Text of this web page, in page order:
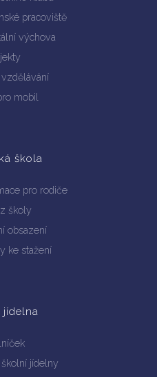
pracoviště
výchova
mobil
škola
pro rodiče
školy
obsazení
ke stažení
jídelna
jídelny